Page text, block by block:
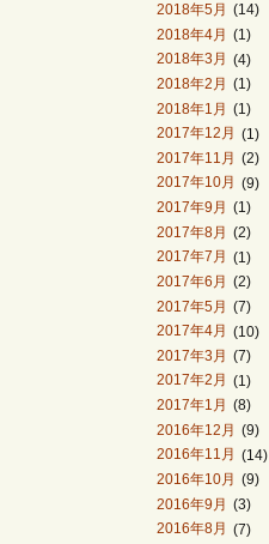
2018年5月
(14)
2018年4月 (1)
2018年3月
(4)
2018年2月
(1)
2018年1月 (1)
2017年12月
(1)
2017年11月
(2)
2017年10月
(9)
2017年9月
(1)
2017年8月 (2)
2017年7月
(1)
2017年6月
(2)
2017年5月 (7)
2017年4月
(10)
2017年3月
(7)
2017年2月
(1)
2017年1月
(8)
2016年12月 (9)
2016年11月
(14)
2016年10月
(9)
2016年9月 (3)
2016年8月
(7)